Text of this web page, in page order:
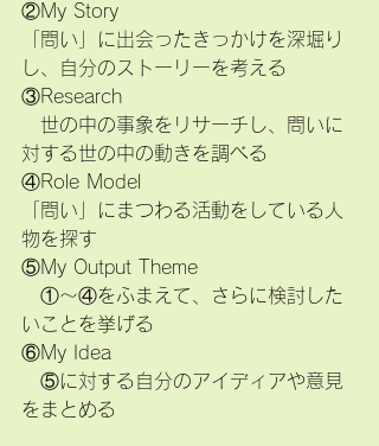
②My Story
「問い」に出会ったきっかけを深堀り
し、自分のストーリーを考える
③Research
世の中の事象をリサーチし、問いに
対する世の中の動きを調べる
④Role Model
「問い」にまつわる活動をしている人
物を探す
⑤My Output Theme
①～④をふまえて、さらに検討した
いことを挙げる
⑥My Idea
⑤に対する自分のアイディアや意見
をまとめる